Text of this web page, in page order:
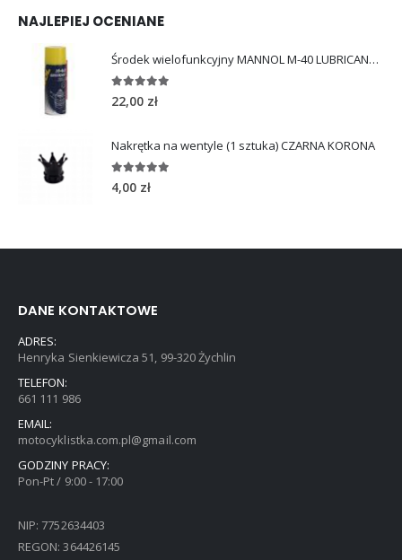
NAJLEPIEJ OCENIANE
Środek wielofunkcyjny MANNOL M-40 LUBRICANT 450ml
out of 5
22,00 zł
Nakrętka na wentyle (1 sztuka) CZARNA KORONA
out of 5
4,00 zł
DANE KONTAKTOWE
ADRES:
Henryka Sienkiewicza 51, 99-320 Żychlin
TELEFON:
661 111 986
EMAIL:
motocyklistka.com.pl@gmail.com
GODZINY PRACY:
Pon-Pt / 9:00 - 17:00
NIP: 7752634403
REGON: 364426145